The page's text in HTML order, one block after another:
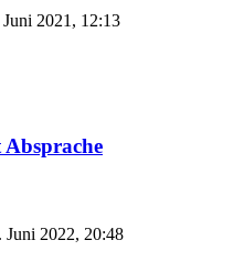
2021, 12:13
Absprache
Juni 2022, 20:48